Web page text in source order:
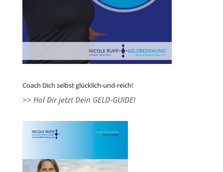
Coach Dich selbst glücklich-und-reich!
>> Hol Dir jetzt Dein GELD-GUIDE!